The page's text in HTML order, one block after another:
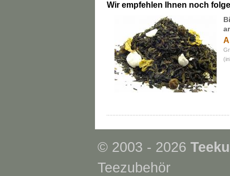
Wir empfehlen Ihnen noch
© 2003 - 2026
Teezubehör